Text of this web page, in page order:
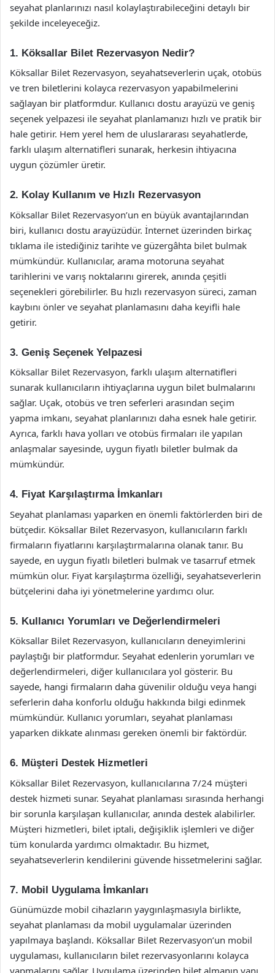
seyahat planlarınızı nasıl kolaylaştırabileceğini detaylı bir
şekilde inceleyeceğiz.
1. Köksallar Bilet Rezervasyon Nedir?
Köksallar Bilet Rezervasyon, seyahatseverlerin uçak, otobüs
ve tren biletlerini kolayca rezervasyon yapabilmelerini
sağlayan bir platformdur. Kullanıcı dostu arayüzü ve geniş
seçenek yelpazesi ile seyahat planlamanızı hızlı ve pratik bir
hale getirir. Hem yerel hem de uluslararası seyahatlerde,
farklı ulaşım alternatifleri sunarak, herkesin ihtiyacına
uygun çözümler üretir.
2. Kolay Kullanım ve Hızlı Rezervasyon
Köksallar Bilet Rezervasyon’un en büyük avantajlarından
biri, kullanıcı dostu arayüzüdür. İnternet üzerinden birkaç
tıklama ile istediğiniz tarihte ve güzergâhta bilet bulmak
mümkündür. Kullanıcılar, arama motoruna seyahat
tarihlerini ve varış noktalarını girerek, anında çeşitli
seçenekleri görebilirler. Bu hızlı rezervasyon süreci, zaman
kaybını önler ve seyahat planlamasını daha keyifli hale
getirir.
3. Geniş Seçenek Yelpazesi
Köksallar Bilet Rezervasyon, farklı ulaşım alternatifleri
sunarak kullanıcıların ihtiyaçlarına uygun bilet bulmalarını
sağlar. Uçak, otobüs ve tren seferleri arasından seçim
yapma imkanı, seyahat planlarınızı daha esnek hale getirir.
Ayrıca, farklı hava yolları ve otobüs firmaları ile yapılan
anlaşmalar sayesinde, uygun fiyatlı biletler bulmak da
mümkündür.
4. Fiyat Karşılaştırma İmkanları
Seyahat planlaması yaparken en önemli faktörlerden biri de
bütçedir. Köksallar Bilet Rezervasyon, kullanıcıların farklı
firmaların fiyatlarını karşılaştırmalarına olanak tanır. Bu
sayede, en uygun fiyatlı biletleri bulmak ve tasarruf etmek
mümkün olur. Fiyat karşılaştırma özelliği, seyahatseverlerin
bütçelerini daha iyi yönetmelerine yardımcı olur.
5. Kullanıcı Yorumları ve Değerlendirmeleri
Köksallar Bilet Rezervasyon, kullanıcıların deneyimlerini
paylaştığı bir platformdur. Seyahat edenlerin yorumları ve
değerlendirmeleri, diğer kullanıcılara yol gösterir. Bu
sayede, hangi firmaların daha güvenilir olduğu veya hangi
seferlerin daha konforlu olduğu hakkında bilgi edinmek
mümkündür. Kullanıcı yorumları, seyahat planlaması
yaparken dikkate alınması gereken önemli bir faktördür.
6. Müşteri Destek Hizmetleri
Köksallar Bilet Rezervasyon, kullanıcılarına 7/24 müşteri
destek hizmeti sunar. Seyahat planlaması sırasında herhangi
bir sorunla karşılaşan kullanıcılar, anında destek alabilirler.
Müşteri hizmetleri, bilet iptali, değişiklik işlemleri ve diğer
tüm konularda yardımcı olmaktadır. Bu hizmet,
seyahatseverlerin kendilerini güvende hissetmelerini sağlar.
7. Mobil Uygulama İmkanları
Günümüzde mobil cihazların yaygınlaşmasıyla birlikte,
seyahat planlaması da mobil uygulamalar üzerinden
yapılmaya başlandı. Köksallar Bilet Rezervasyon’un mobil
uygulaması, kullanıcıların bilet rezervasyonlarını kolayca
yapmalarını sağlar. Uygulama üzerinden bilet almanın yanı